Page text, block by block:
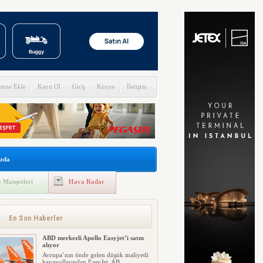
Ekle Kayıt Ol Giriş Künye İletişim
Manşetleri Hava Radar
En Son Haberler
ABD merkezli Apollo Easyjet’i satın
alıyor
Avrupa’nın önde gelen düşük maliyetli